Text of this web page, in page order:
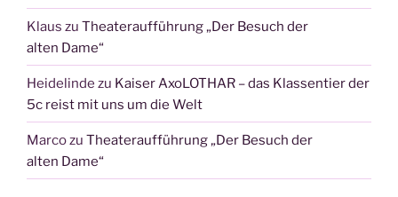
Klaus zu Theateraufführung „Der Besuch der
alten Dame“
Heidelinde zu Kaiser AxoLOTHAR – das Klassentier der
5c reist mit uns um die Welt
Marcozu Theateraufführung „Der Besuch der
alten Dame“